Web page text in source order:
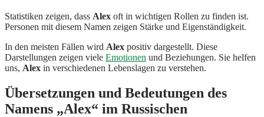
Statistiken zeigen, dass Alex oft in wichtigen Rollen zu finden ist.
Personen mit diesem Namen zeigen Stärke und Eigenständigkeit.
In den meisten Fällen wird Alex positiv dargestellt. Diese
Darstellungen zeigen viele Emotionen und Beziehungen. Sie helfen
uns, Alex in verschiedenen Lebenslagen zu verstehen.
Übersetzungen und Bedeutungen des
Namens „Alex“ im Russischen